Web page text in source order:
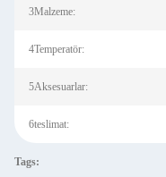
3Malzeme:
4Temperatör:
5Aksesuarlar:
6teslimat:
Tags: